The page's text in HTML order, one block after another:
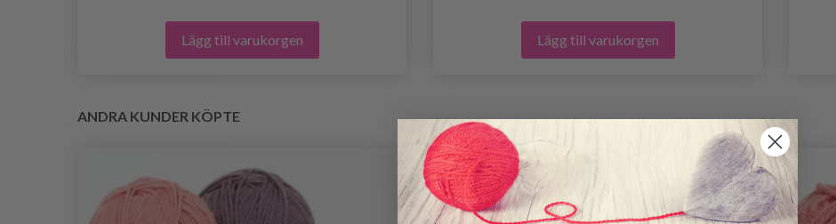
Lägg till varukorgen Lägg till varukorgen
ANDRA KUNDER KÖPTE